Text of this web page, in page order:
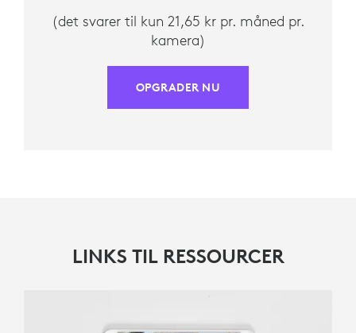
(det svarer til kun 21,65 kr pr. måned pr.
kamera)
OPGRADER NU
LINKS TIL RESSOURCER